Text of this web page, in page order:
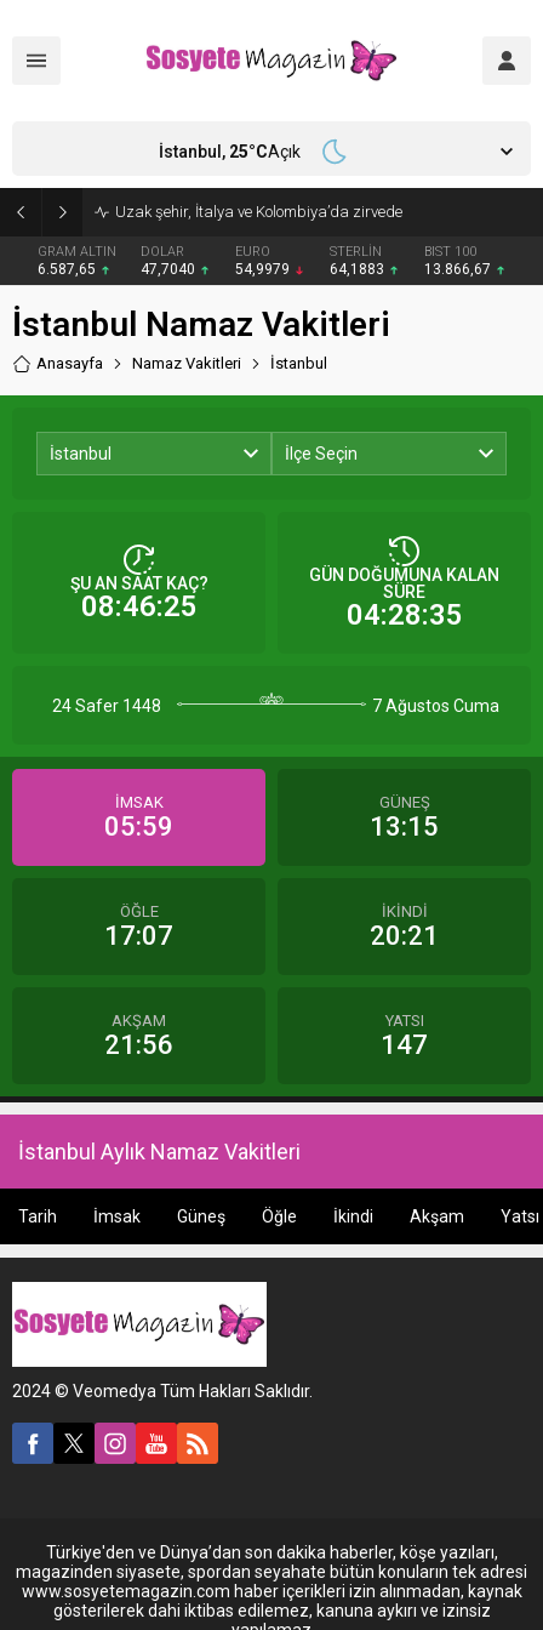
Uzak şehir, İtalya ve Kolombiya’da zirvede
GRAM ALTIN
6.587,65
DOLAR
47,7040
EURO
54,9979
STERLİN
64,1883
BIST 100
13.866,67
İstanbul, 25°CAçık
İstanbul Namaz Vakitleri
Anasayfa Namaz Vakitleri İstanbul
ŞU AN SAAT KAÇ?
08:46:25
İstanbul İlçe Seçin
GÜN DOĞUMUNA KALAN
SÜRE
04:28:35
24 Safer 1448 7 Ağustos Cuma
İMSAK
05:59
GÜNEŞ
13:15
ÖĞLE
17:07
İKİNDİ
20:21
AKŞAM
21:56
YATSI
147
İstanbul Aylık Namaz Vakitleri
Tarih İmsak Güneş Öğle İkindi Akşam Yatsı
2024 © Veomedya Tüm Hakları Saklıdır.
Türkiye'den ve Dünya’dan son dakika haberler, köşe yazıları,
magazinden siyasete, spordan seyahate bütün konuların tek adresi
www.sosyetemagazin.com haber içerikleri izin alınmadan, kaynak
gösterilerek dahi iktibas edilemez, kanuna aykırı ve izinsiz